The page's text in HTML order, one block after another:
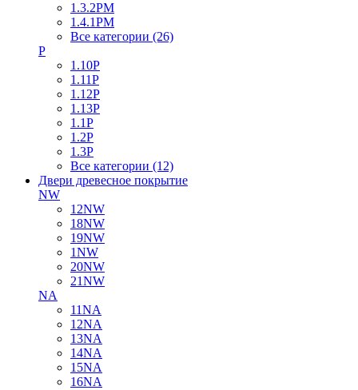
1.3.2PM
1.4.1PM
Все категории (26)
P
1.10P
1.11P
1.12P
1.13P
1.1P
1.2P
1.3P
Все категории (12)
Двери древесное покрытие
NW
12NW
18NW
19NW
1NW
20NW
21NW
NA
11NA
12NA
13NA
14NA
15NA
16NA